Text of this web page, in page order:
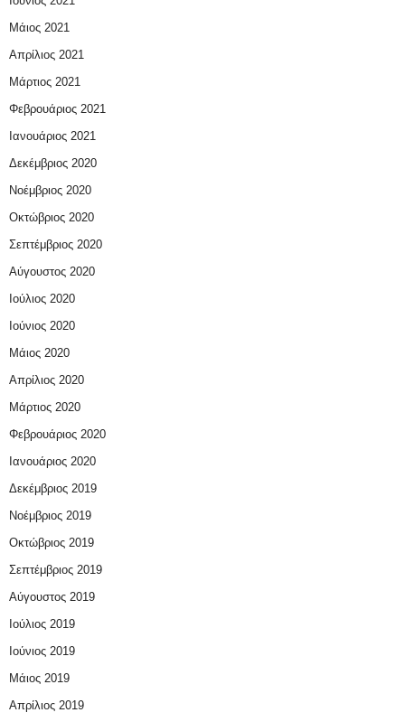
Μάιος 2021
Απρίλιος 2021
Μάρτιος 2021
Φεβρουάριος 2021
Ιανουάριος 2021
Δεκέμβριος 2020
Νοέμβριος 2020
Οκτώβριος 2020
Σεπτέμβριος 2020
Αύγουστος 2020
Ιούλιος 2020
Ιούνιος 2020
Μάιος 2020
Απρίλιος 2020
Μάρτιος 2020
Φεβρουάριος 2020
Ιανουάριος 2020
Δεκέμβριος 2019
Νοέμβριος 2019
Οκτώβριος 2019
Σεπτέμβριος 2019
Αύγουστος 2019
Ιούλιος 2019
Ιούνιος 2019
Μάιος 2019
Απρίλιος 2019